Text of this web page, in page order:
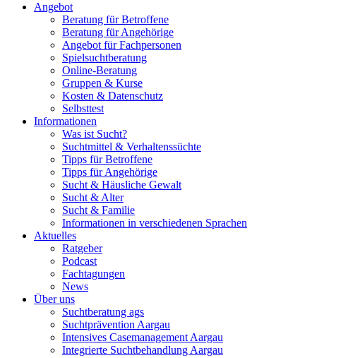
Angebot
Beratung für Betroffene
Beratung für Angehörige
Angebot für Fachpersonen
Spielsuchtberatung
Online-Beratung
Gruppen & Kurse
Kosten & Datenschutz
Selbsttest
Informationen
Was ist Sucht?
Suchtmittel & Verhaltenssüchte
Tipps für Betroffene
Tipps für Angehörige
Sucht & Häusliche Gewalt
Sucht & Alter
Sucht & Familie
Informationen in verschiedenen Sprachen
Aktuelles
Ratgeber
Podcast
Fachtagungen
News
Über uns
Suchtberatung ags
Suchtprävention Aargau
Intensives Casemanagement Aargau
Integrierte Suchtbehandlung Aargau